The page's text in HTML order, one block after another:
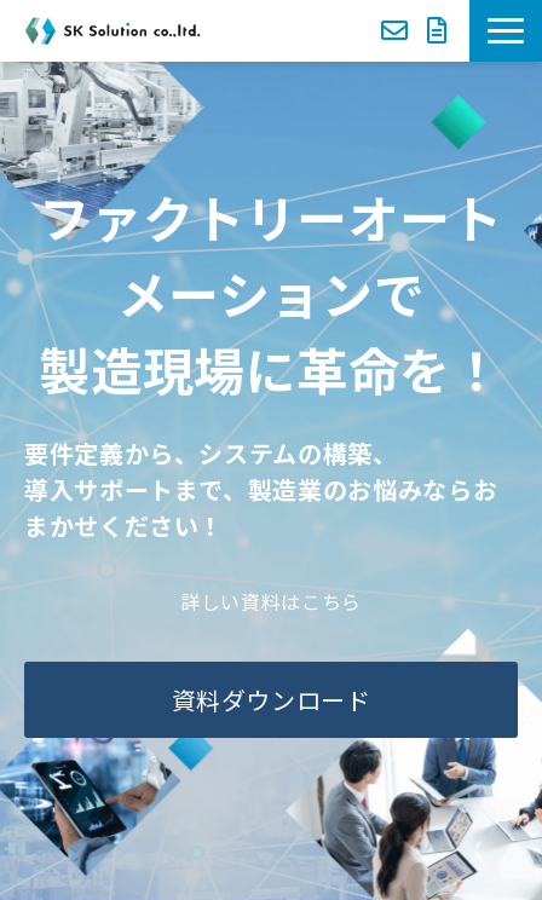
新着案内
選ばれる理由
サービス一覧
導入事例
セミナー
資料ダウンロード一覧
お役立ち動画
ファクトリーオート
メーションで
製造現場に革命を！
要件定義から、システムの構築、
導入サポートまで、製造業のお悩みならお
まかせください！
詳しい資料はこちら
資料ダウンロード